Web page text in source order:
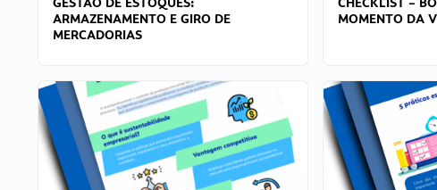
ARMAZENAMENTO E GIRO DE
MERCADORIAS
MOMENTO DA